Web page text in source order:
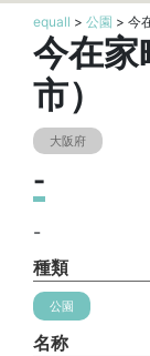
equall > 公園 > 今
今在家
市）
大阪府
-
-
種類
公園
名称